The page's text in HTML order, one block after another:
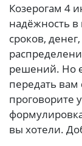
Козерогам 4
надёжность в
сроков,
решений. Но
передать вам
проговорите
вы хотели.